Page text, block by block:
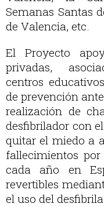
Semanas Santas
de Valencia, etc.
El Proyecto
privadas,
centros
de prevención
realización de
desfibrilador con
quitar el miedo a
fallecimientos
cada año en
revertibles
el uso del